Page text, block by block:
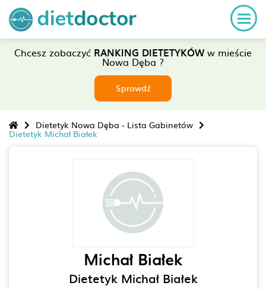
Chcesz zobaczyć RANKING DIETETYKÓWw mieście
Nowa Dęba ?
Sprawdź
Dietetyk Nowa Dęba - Lista Gabinetów
Dietetyk Michał Białek
Michał Białek
Dietetyk Michał Białek